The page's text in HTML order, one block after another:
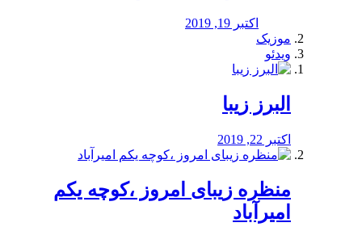
اکتبر 19, 2019
موزیک
ویدئو
البرز زیبا
اکتبر 22, 2019
منظره‌‌ زیبای امروز ،کوچه یکم
امیرآباد